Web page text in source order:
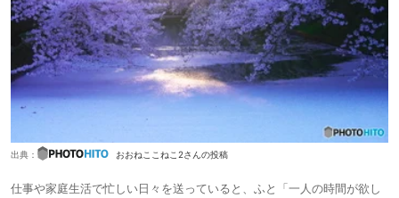
出典： おおねここねこ2さんの投稿
仕事や家庭生活で忙しい日々を送っていると、ふと「一人の時間が欲し